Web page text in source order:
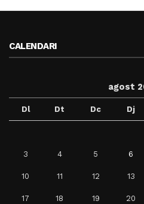
CALENDARI
agost
Dl Dt Dc Dj
3 4 5 6
10 11 12 13
17 18 19 20